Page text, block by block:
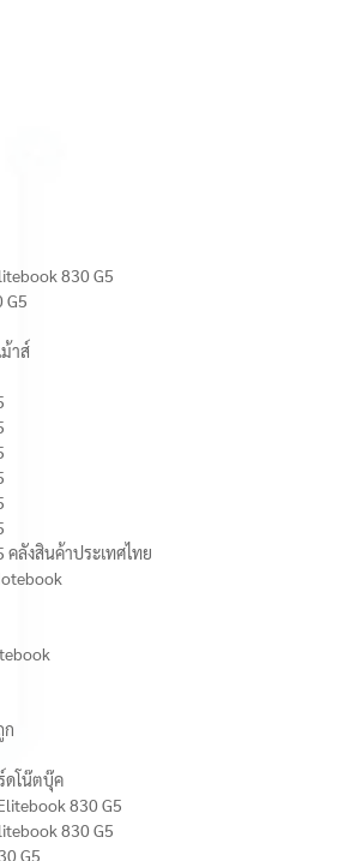
830 G5
G5
าส์
คลังสินค้าประเทศไทย
ก
โน๊ตบุ๊ค
830 G5
830 G5
G5